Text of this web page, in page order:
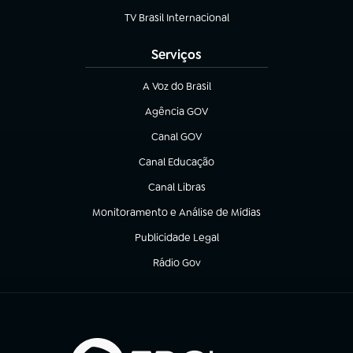
TV Brasil Internacional
(abre em nova aba)
Serviços
A Voz do Brasil
(abre em nova aba)
Agência GOV
(abre em nova aba)
Canal GOV
(abre em nova aba)
Canal Educação
(abre em nova aba)
Canal Libras
(abre em nova aba)
Monitoramento e Análise de Mídias
(abre em nova aba)
Publicidade Legal
(abre em nova aba)
Rádio Gov
(abre em nova aba)